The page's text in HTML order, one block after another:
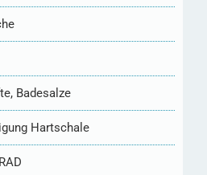
Badesalze
Hartschale